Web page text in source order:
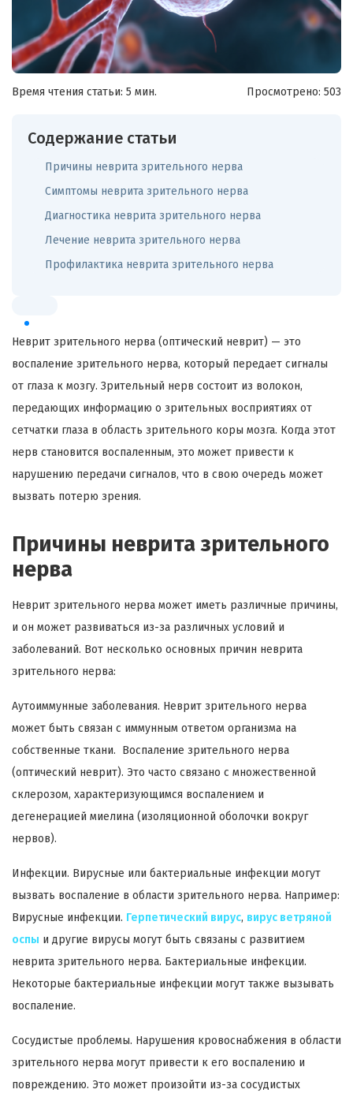
Время чтения статьи: 5 мин. Просмотрено: 503
Содержание статьи
Причины неврита зрительного нерва
Симптомы неврита зрительного нерва
Диагностика неврита зрительного нерва
Лечение неврита зрительного нерва
Профилактика неврита зрительного нерва
Неврит зрительного нерва (оптический неврит) — это
воспаление зрительного нерва, который передает сигналы
от глаза к мозгу. Зрительный нерв состоит из волокон,
передающих информацию о зрительных восприятиях от
сетчатки глаза в область зрительного коры мозга. Когда этот
нерв становится воспаленным, это может привести к
нарушению передачи сигналов, что в свою очередь может
вызвать потерю зрения.
Причины неврита зрительного
нерва
Неврит зрительного нерва может иметь различные причины,
и он может развиваться из-за различных условий и
заболеваний. Вот несколько основных причин неврита
зрительного нерва:
Аутоиммунные заболевания. Неврит зрительного нерва
может быть связан с иммунным ответом организма на
собственные ткани. Воспаление зрительного нерва
(оптический неврит). Это часто связано с множественной
склерозом, характеризующимся воспалением и
дегенерацией миелина (изоляционной оболочки вокруг
нервов).
Инфекции. Вирусные или бактериальные инфекции могут
вызвать воспаление в области зрительного нерва. Например:
Вирусные инфекции. Герпетический вирус, вирус ветряной
оспы и другие вирусы могут быть связаны с развитием
неврита зрительного нерва. Бактериальные инфекции.
Некоторые бактериальные инфекции могут также вызывать
воспаление.
Сосудистые проблемы. Нарушения кровоснабжения в области
зрительного нерва могут привести к его воспалению и
повреждению. Это может произойти из-за сосудистых